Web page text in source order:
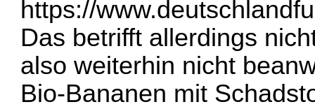
https://
Das betrifft allerdings
also weiterhin nicht
Bio-Bananen mit